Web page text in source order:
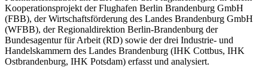
Kooperationsprojekt der Flughafen Berlin Brandenburg GmbH
(FBB), der Wirtschaftsförderung des Landes Brandenburg GmbH
(WFBB), der Regionaldirektion Berlin-Brandenburg der
Bundesagentur für Arbeit (RD) sowie der drei Industrie- und
Handelskammern des Landes Brandenburg (IHK Cottbus, IHK
Ostbrandenburg, IHK Potsdam) erfasst und analysiert.